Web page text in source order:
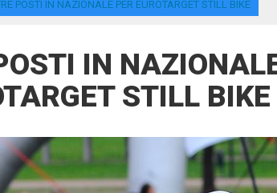
POSTI IN NAZIONALE PER EUROTARGET STILL BIKE
IN
STILL BIKE